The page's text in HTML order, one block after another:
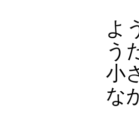
よ
う
小
な